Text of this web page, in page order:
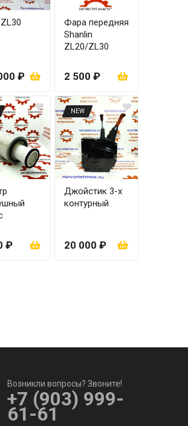
₽
Фара передняя
Shanlin
ZL20/ZL30
2 500 ₽
₽
NEW
Джойстик 3-х
контурный
20 000 ₽
Возникли вопросы? Звоните!
+7 (903) 999-
61-61